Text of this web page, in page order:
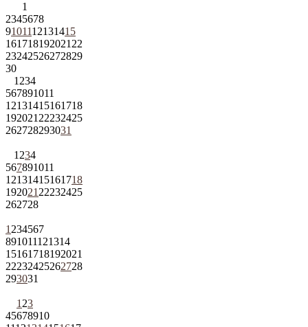
1
2345678
9101112131415
161718192021 22
23242526272829
30
1 234
567891011
12131415161718
192021 22232425
262728293031
1 234
567891011
12131415161718
192021 22232425
262728
1 234567
891011121314
15161718192021
22232425262728
293031
1 23
45678910